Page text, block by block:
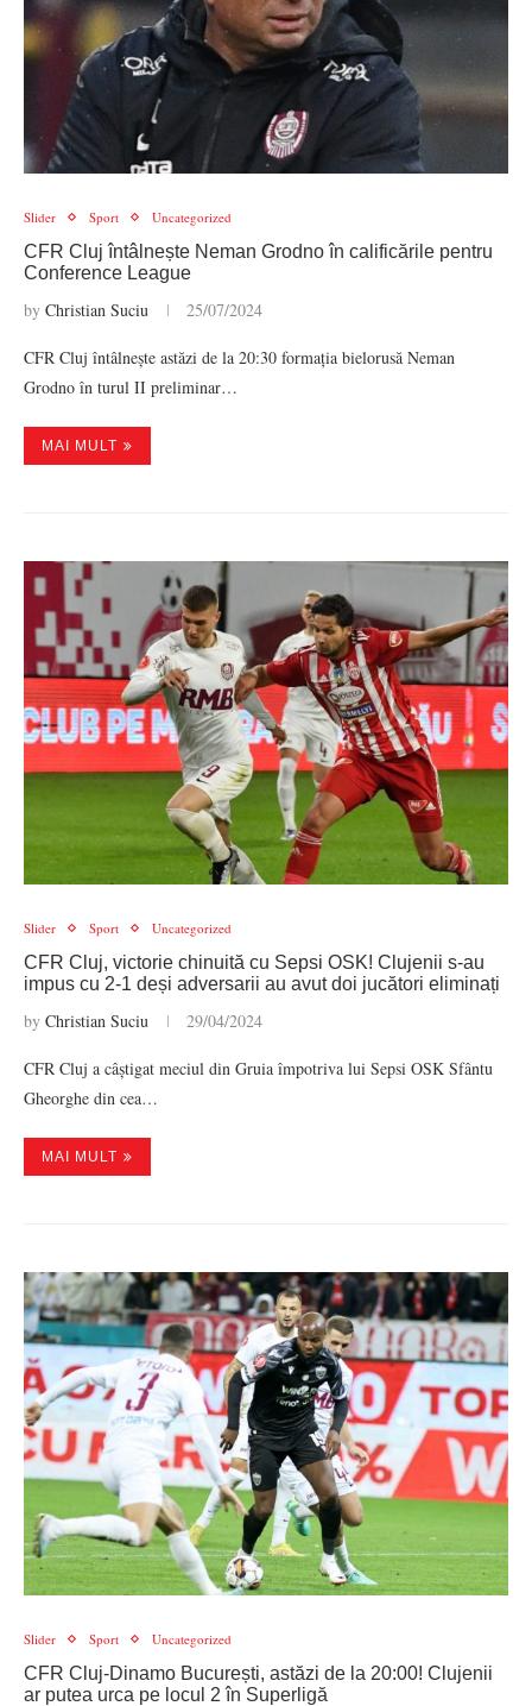
Slider Sport Uncategorized
CFR Cluj întâlnește Neman Grodno în calificările pentru
Conference League
by Christian Suciu 25/07/2024
CFR Cluj întâlnește astăzi de la 20:30 formația bielorusă Neman
Grodno în turul II preliminar…
MAI MULT
Slider Sport Uncategorized
CFR Cluj, victorie chinuită cu Sepsi OSK! Clujenii s-au
impus cu 2-1 deși adversarii au avut doi jucători eliminați
by Christian Suciu 29/04/2024
CFR Cluj a câștigat meciul din Gruia împotriva lui Sepsi OSK Sfântu
Gheorghe din cea…
MAI MULT
Slider Sport Uncategorized
CFR Cluj-Dinamo București, astăzi de la 20:00! Clujenii
ar putea urca pe locul 2 în Superligă